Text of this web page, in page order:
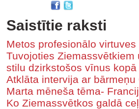
Saistītie raksti
Metos profesionālo
​Tuvojoties
stilu dzirkstošos vīnus
Atklāta intervija ar
Marta mēneša tēma-
Ko Ziemassvētkos galdā